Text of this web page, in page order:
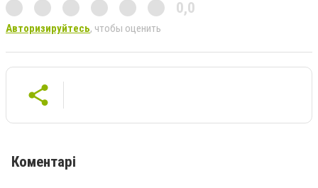
0,0
Авторизируйтесь, чтобы оценить
Коментарі